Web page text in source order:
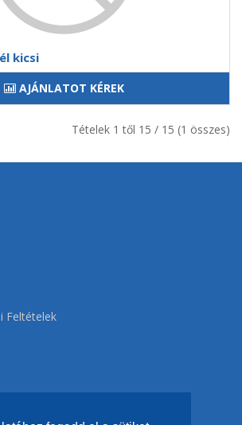
kicsi
AJÁNLATOT KÉREK
Tételek 1 től 15 / 15 (1 összes)
Feltételek